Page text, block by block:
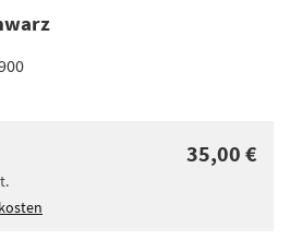
35,00 €